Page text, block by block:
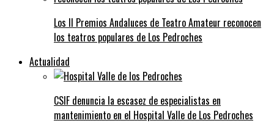
Los II Premios Andaluces de Teatro Amateur reconocen
los teatros populares de Los Pedroches
Actualidad
CSIF denuncia la escasez de especialistas en
mantenimiento en el Hospital Valle de Los Pedroches